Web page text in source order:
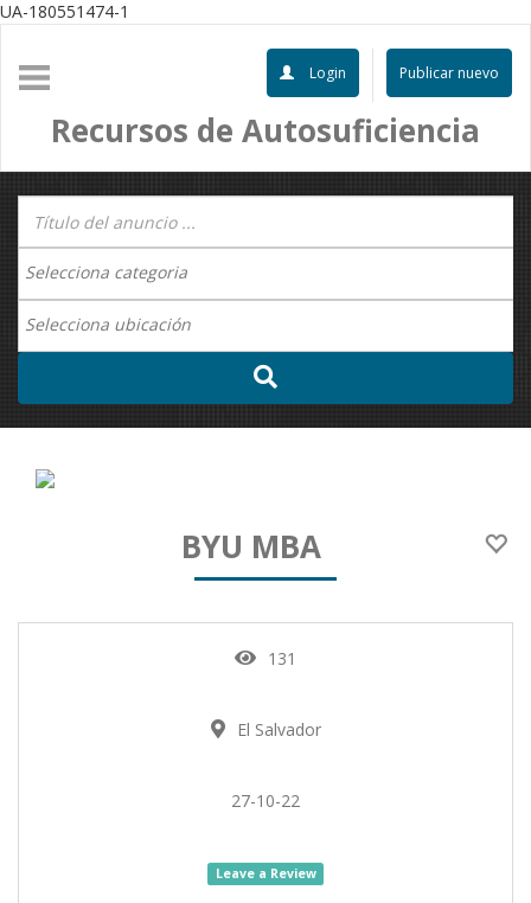
UA-180551474-1
Publicar nuevo
Login
Recursos de Autosuficiencia
BYU MBA
131
El Salvador
27-10-22
Leave a Review